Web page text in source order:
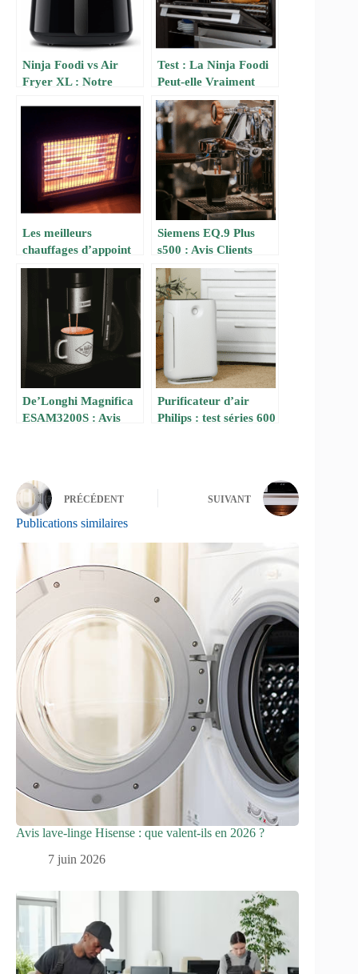
Ninja Foodi vs Air
Fryer XL : Notre
Rigoureux
Test : La Ninja Foodi
Peut-elle Vraiment
Remplacer Votre Four
? Notre Expérience
Sur 1 Mois
Les meilleurs
chauffages d’appoint
électriques pour petits
espaces au Canada
(2025)
Siemens EQ.9 Plus
s500 : Avis Clients
Honnêtes 2025 !
De’Longhi Magnifica
ESAM3200S : Avis
Purificateur d’air
Philips : test séries 600
PRÉCÉDENT SUIVANT
Publications similaires
Avis lave-linge Hisense : que valent-ils en 2026 ?
7 juin 2026